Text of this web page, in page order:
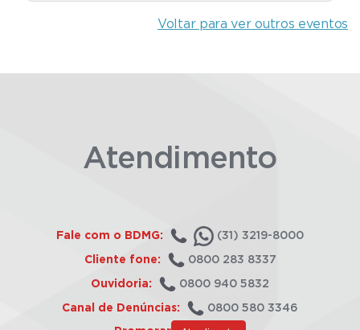
Voltar para ver outros eventos
Atendimento
Fale com o BDMG: (31) 3219-8000
Cliente fone: 0800 283 8337
Ouvidoria: 0800 940 5832
Canal de Denúncias: 0800 580 3346